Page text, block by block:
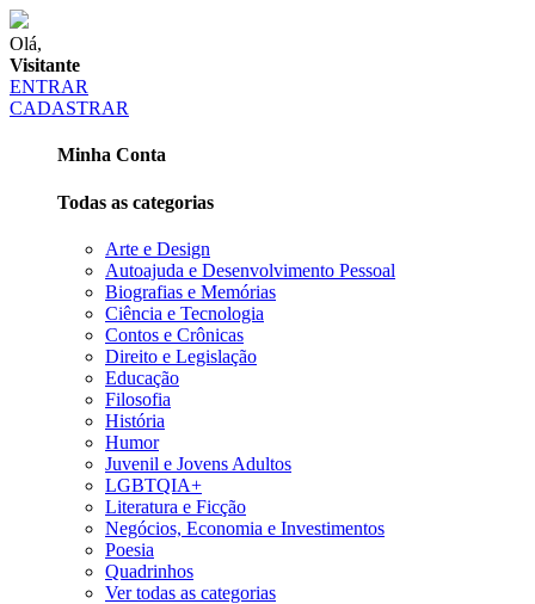
Olá,
Visitante
ENTRAR
CADASTRAR
Minha Conta
Todas as categorias
Arte e Design
Autoajuda e Desenvolvimento Pessoal
Biografias e Memórias
Ciência e Tecnologia
Contos e Crônicas
Direito e Legislação
Educação
Filosofia
História
Humor
Juvenil e Jovens Adultos
LGBTQIA+
Literatura e Ficção
Negócios, Economia e Investimentos
Poesia
Quadrinhos
Ver todas as categorias